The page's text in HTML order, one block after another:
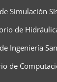
Simulación
de
Ingeniería
de